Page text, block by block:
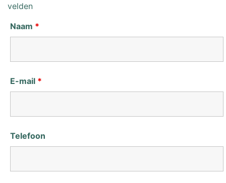
velden
Naam *
E-mail *
Telefoon